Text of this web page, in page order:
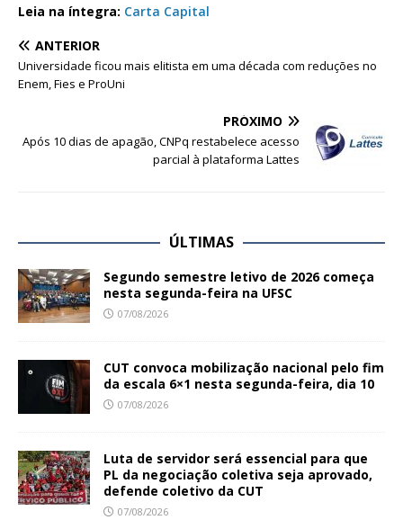
Leia na íntegra: Carta Capital
ANTERIOR
Universidade ficou mais elitista em uma década com reduções no
Enem, Fies e ProUni
PRÓXIMO
Após 10 dias de apagão, CNPq restabelece acesso
parcial à plataforma Lattes
ÚLTIMAS
Segundo semestre letivo de 2026 começa
nesta segunda-feira na UFSC
07/08/2026
CUT convoca mobilização nacional pelo fim
da escala 6×1 nesta segunda-feira, dia 10
07/08/2026
Luta de servidor será essencial para que
PL da negociação coletiva seja aprovado,
defende coletivo da CUT
07/08/2026